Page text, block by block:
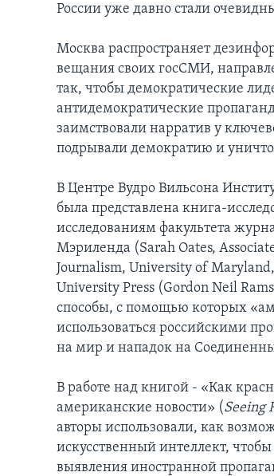
России уже давно стали
Москва распространяет
вещания своих госСМИ,
так, чтобы демократические
антидемократические
заимствовали нарратив у
подрывали демократию и
В Центре Вудро Вильсона
была представлена книга-
исследованиям факультета
Мэриленда (Sarah Oates,
Journalism, University of
University Press (Gordon Neil
способы, с помощью которых
использоваться российскими
на мир и нападок на
В работе над книгой - «Как
американские новости» (Seeing
авторы использовали, как
искусственный интеллект,
выявления иностранной